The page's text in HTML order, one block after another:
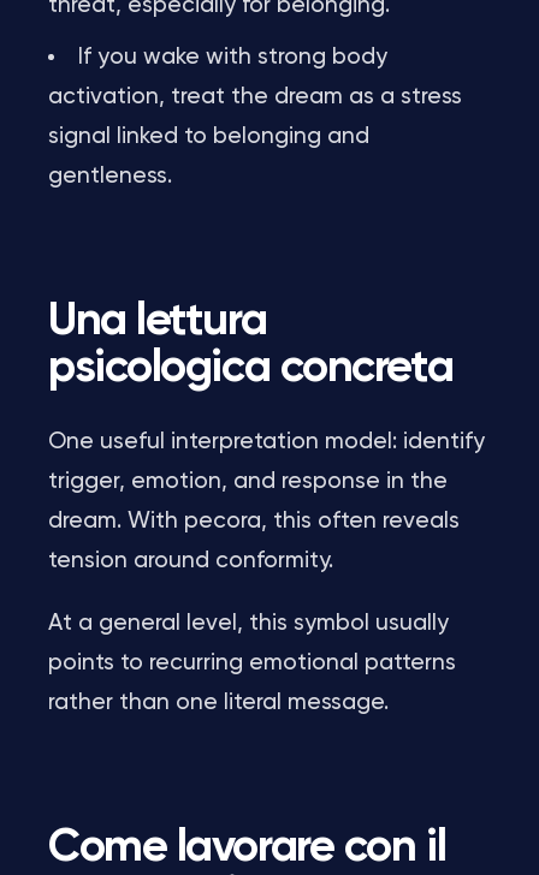
threat, especially for belonging.
If you wake with strong body
activation, treat the dream as a stress
signal linked to belonging and
gentleness.
Una lettura
psicologica concreta
One useful interpretation model: identify
trigger, emotion, and response in the
dream. With pecora, this often reveals
tension around conformity.
At a general level, this symbol usually
points to recurring emotional patterns
rather than one literal message.
Come lavorare con il